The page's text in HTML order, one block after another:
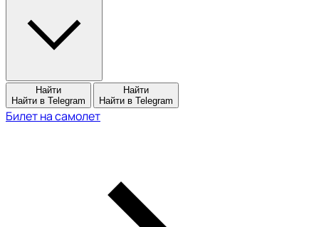
Найти
Найти в Telegram
Найти
Найти в Telegram
Билет на самолет